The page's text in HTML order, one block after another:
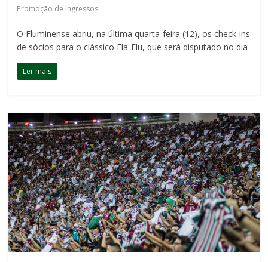
Promoção de Ingressos
O Fluminense abriu, na última quarta-feira (12), os check-ins
de sócios para o clássico Fla-Flu, que será disputado no dia
Ler mais